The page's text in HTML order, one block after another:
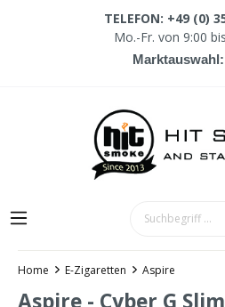
TELEFON: +49 (0)
Mo.-Fr. von 9:00
Marktauswahl:
Home E-Zigaretten Aspire
Aspire - Cyber G